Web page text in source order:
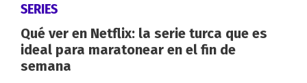
SERIES
Qué ver en Netflix: la serie turca que es
ideal para maratonear en el fin de
semana